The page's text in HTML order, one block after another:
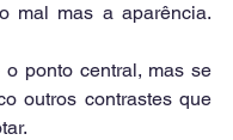
mal mas a aparência.
o ponto central, mas se
outros contrastes que